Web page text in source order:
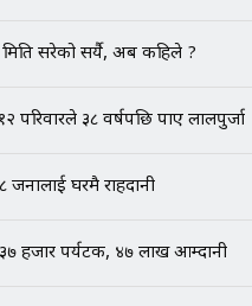
EXCLUSIVE - भिजिट
गोप्य अडियो र म्यासेज,
भिजिट भिसामा गृह
सरेको सर्यै, अब कहिले ?
परिवारले ३८ वर्षपछि पाए लालपुर्जा
जनालाई घरमै राहदानी
हजार पर्यटक, ४७ लाख आम्दानी